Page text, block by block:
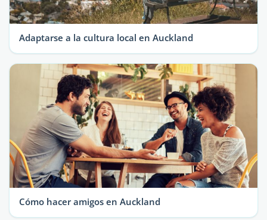
Adaptarse a la cultura local en Auckland
Cómo hacer amigos en Auckland